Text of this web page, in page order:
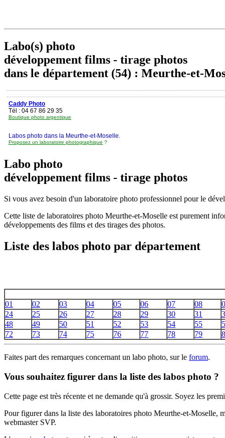
Labo(s) photo
développement films - tirage photos
dans le département (54) : Meurthe-et-
Caddy Photo
Tél : 04 67 86 29 35
Boutique photo argentique
Labos photo dans la Meurthe-et-Moselle.
Proposez un laboratoire photographique ?
Labo photo
développement films - tirage photos
Si vous avez besoin d'un laboratoire photo professionnel pour le
Cette liste de laboratoires photo Meurthe-et-Moselle est purement
développements des films et des tirages des photos.
Liste des labos photo par département
01
02 03 04 05 06 07 08
24
25 26 27 28 29 30 31
48
49 50 51 52 53 54 55
72
73 74 75 76 77 78 79
Faites part des remarques concernant un labo photo, sur le forum.
Vous souhaitez figurer dans la liste des labos photo ?
Cette page est très récente et ne demande qu'à grossir. Soyez les
Pour figurer dans la liste des laboratoires photo Meurthe-et-
webmaster SVP.